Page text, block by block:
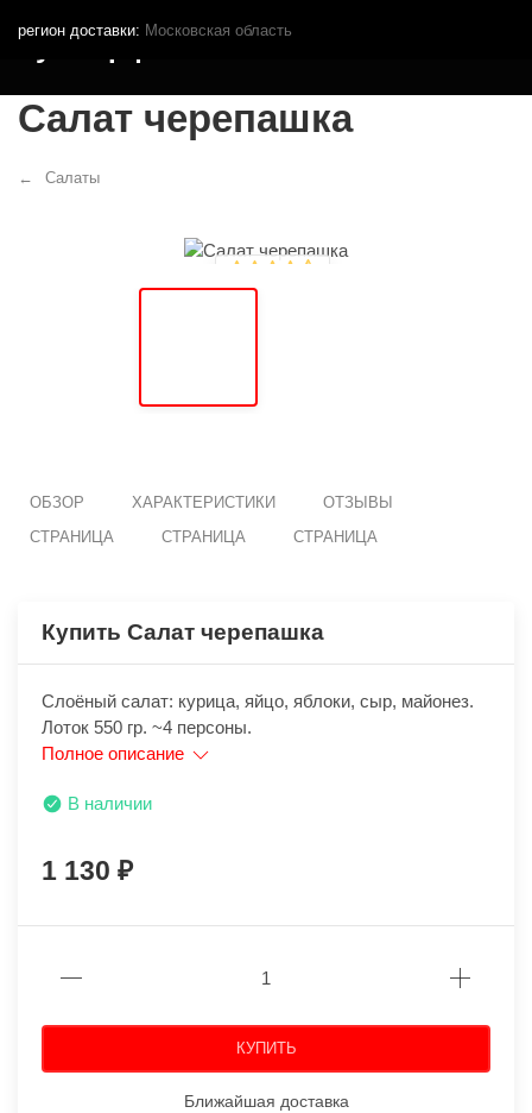
регион доставки: Московская область
Кутья.рф
Салат черепашка
Салаты
ОБЗОР ХАРАКТЕРИСТИКИ
ОТЗЫВЫ
СТРАНИЦА
СТРАНИЦА СТРАНИЦА
Купить Салат черепашка
Слоёный салат: курица, яйцо, яблоки, сыр, майонез.
Лоток 550 гр. ~4 персоны.
Полное описание
В наличии
1 130
КУПИТЬ
Ближайшая доставка